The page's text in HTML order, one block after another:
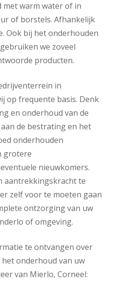
warm water of in
of borstels. Afhankelijk
Ook bij het onderhouden
we zoveel
producten.
in
op frequente basis. Denk
en onderhoud van de
de bestrating en het
onderhouden
grotere
nieuwkomers.
aantrekkingskracht te
zelf voor te moeten gaan
ontzorging van uw
of omgeving.
te ontvangen over
onderhoud van uw
van Mierlo, Corneel: